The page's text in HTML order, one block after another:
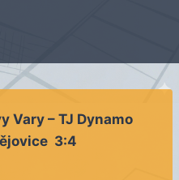
Vary – TJ Dynamo
3:4